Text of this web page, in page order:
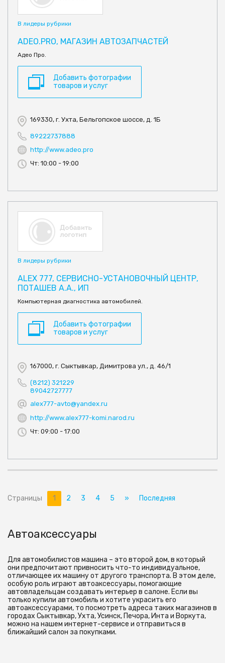
В лидеры рубрики
ADEO.PRO, МАГАЗИН АВТОЗАПЧАСТЕЙ
Адео Про.
Добавить фотографии
товаров и услуг
169330, г. Ухта, Бельгопское шоссе, д. 1Б
89222737888
http://www.adeo.pro
Чт: 10:00 - 19:00
В лидеры рубрики
ALEX 777, СЕРВИСНО-УСТАНОВОЧНЫЙ ЦЕНТР,
ПОТАШЕВ А.А., ИП
Компьютерная диагностика автомобилей.
Добавить фотографии
товаров и услуг
167000, г. Сыктывкар, Димитрова ул., д. 46/1
(8212) 321229
89042727777
alex777-avto@yandex.ru
http://www.alex777-komi.narod.ru
Чт: 09:00 - 17:00
Страницы 1 2 3 4 5 » Последняя
Автоаксессуары
Для автомобилистов машина – это второй дом, в который
они предпочитают привносить что-то индивидуальное,
отличающее их машину от другого транспорта. В этом деле,
особую роль играют автоаксессуары, помогающие
автовладельцам создавать интерьер в салоне. Если вы
только купили автомобиль и хотите украсить его
автоаксессуарами, то посмотреть адреса таких магазинов в
городах Сыктывкар, Ухта, Усинск, Печора, Инта и Воркута,
можно на нашем интернет-сервисе и отправиться в
ближайший салон за покупками.